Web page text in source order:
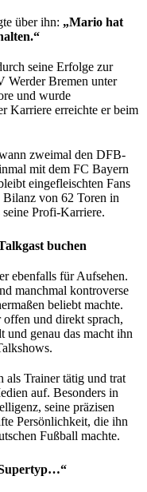
über ihn: „Mario hat
seine Erfolge zur
Werder Bremen unter
und wurde
Karriere erreichte er beim
zweimal den DFB-
mit dem FC Bayern
eingefleischten Fans
Bilanz von 62 Toren in
seine Profi-Karriere.
buchen
ebenfalls für Aufsehen.
manchmal kontroverse
beliebt machte.
offen und direkt sprach,
und genau das macht ihn
als Trainer tätig und trat
auf. Besonders in
seine präzisen
Persönlichkeit, die ihn
Fußball machte.